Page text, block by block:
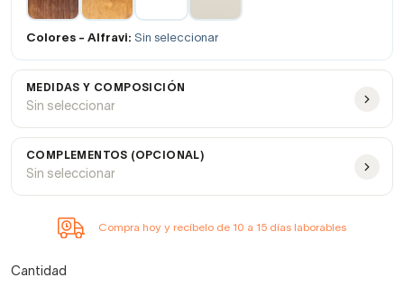
Colores - Alfravi: Sin seleccionar
MEDIDAS Y COMPOSICIÓN
Sin seleccionar
COMPLEMENTOS (OPCIONAL)
Sin seleccionar
Compra hoy y recíbelo de 10 a 15 días laborables
Cantidad